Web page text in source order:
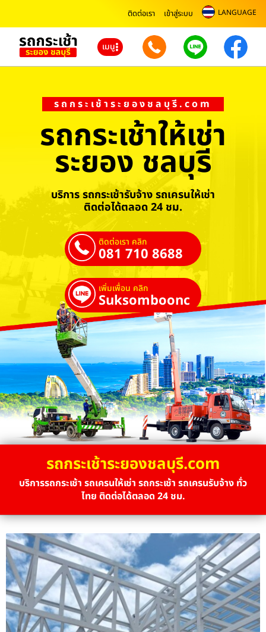
ติดต่อเรา เข้าสู่ระบบ LANGUAGE
เมนู
รถกระเช้าระยองชลบุรี.com
รถกระเช้าให้เช่า
ระยอง ชลบุรี
บริการ รถกระเช้ารับจ้าง รถเครนให้เช่า
ติดต่อได้ตลอด 24 ชม.
ติดต่อเรา คลิก
081 710 8688
เพิ่มเพื่อน คลิก
Suksombooncrane
รถกระเช้าระยองชลบุรี.com
บริการรถกระเช้า รถเครนให้เช่า รถกระเช้า รถเครนรับจ้าง ทั่ว
ไทย ติดต่อได้ตลอด 24 ชม.